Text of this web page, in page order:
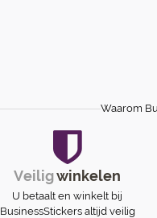
Waarom
Veiligwinkelen
U betaalt en winkelt bij
BusinessStickers altijd veilig